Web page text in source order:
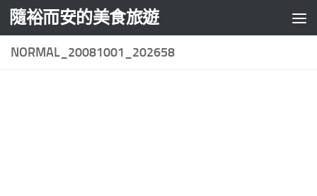
Skip to content
隨裕而安的美食旅遊
NORMAL_20081001_202658